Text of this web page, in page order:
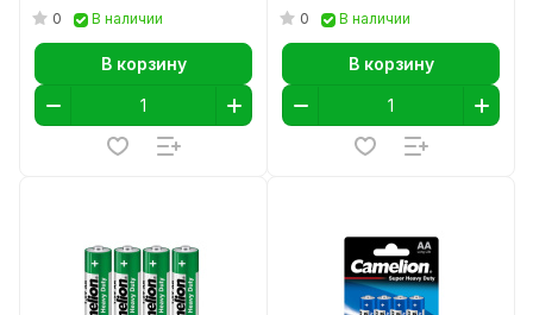
0 В наличии
В корзину
0 В наличии
В корзину